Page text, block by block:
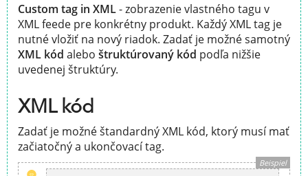
Custom tag in XML- zobrazenie vlastného tagu v
XML feede pre konkrétny produkt. Každý XML tag je
nutné vložiť na nový riadok. Zadať je možné samotný
XML kód alebo štruktúrovaný kód podľa nižšie
uvedenej štruktúry.
XML kód
Zadať je možné štandardný XML kód, ktorý musí mať
začiatočný a ukončovací tag.
Beispiel